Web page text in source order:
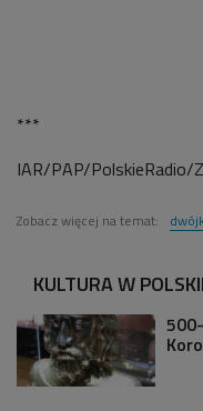
***
IAR/PAP/PolskieRadio/
Zobacz więcej na temat:
KULTURA W